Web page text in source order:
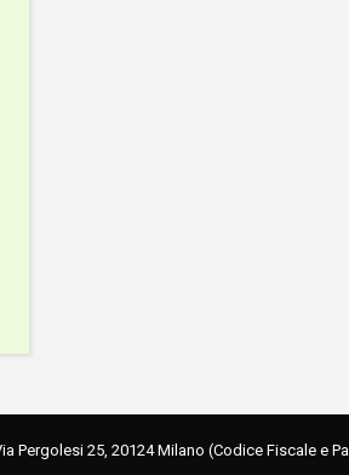
25, 20124 Milano (Codice Fiscale e